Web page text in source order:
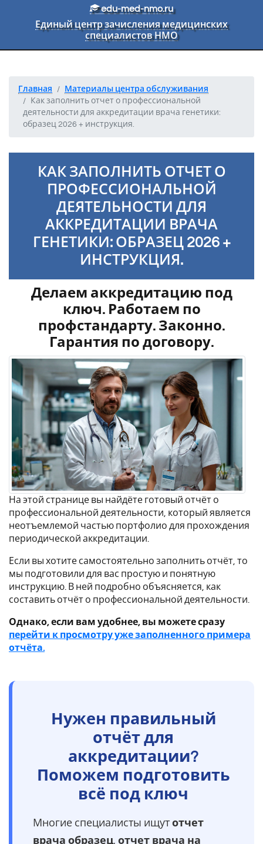
Перейти к основному текстуedu-med-nmo.ru
Единый центр зачисления медицинских
специалистов НМО
Главная
Материалы центра обслуживания
Как заполнить отчет о профессиональной
деятельности для аккредитации врача генетики:
образец 2026 + инструкция.
КАК ЗАПОЛНИТЬ ОТЧЕТ О
ПРОФЕССИОНАЛЬНОЙ
ДЕЯТЕЛЬНОСТИ ДЛЯ
АККРЕДИТАЦИИ ВРАЧА
ГЕНЕТИКИ: ОБРАЗЕЦ 2026 +
ИНСТРУКЦИЯ.
Делаем аккредитацию под
ключ. Работаем по
профстандарту. Законно.
Гарантия по договору.
На этой странице вы найдёте готовый отчёт о
профессиональной деятельности, который является
неотъемлемой частью портфолио для прохождения
периодической аккредитации.
Если вы хотите самостоятельно заполнить отчёт, то
мы подготовили для вас простую и понятную
инструкцию. В ней подробно объясняется, как
составить отчёт о профессиональной деятельности.
Однако, если вам удобнее, вы можете сразу
перейти к просмотру уже заполненного примера
отчёта.
Нужен правильный
отчёт для
аккредитации?
Поможем подготовить
всё под ключ
Многие специалисты ищут отчет
врача образец, отчет врача на